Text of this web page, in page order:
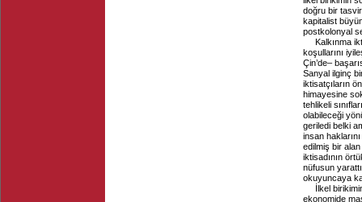
doğru bir
kapitalist
postkolonyal
Kalkınma
koşullarını
Çin’de–
Sanyal ilginç
iktisatçıların
himayesine
tehlikeli
olabileceği
geriledi belki
insan
edilmiş bir
iktisadının
nüfusun
okuyuncaya
İlkel
ekonomide